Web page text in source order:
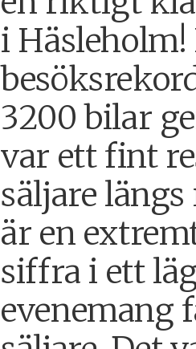
i
3200 bilar
var ett fint
säljare
är en
siffra i ett
evenemang